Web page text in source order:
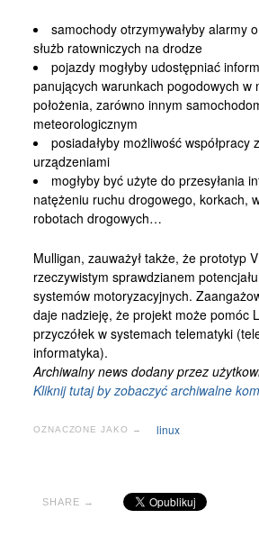
samochody otrzymywałyby alarmy
służb ratowniczych na drodze
pojazdy mogłyby udostępniać
panujących warunkach pogodowych w
położenia, zarówno innym
meteorologicznym
posiadałyby możliwość współpracy
urządzeniami
mogłyby być użyte do przesyłania
natężeniu ruchu drogowego, korkach,
robotach drogowych…
Mulligan, zauważył także, że prototyp
rzeczywistym sprawdzianem
systemów motoryzacyjnych.
daje nadzieję, że projekt może pomóc
przyczółek w systemach telematyki
informatyka).
Archiwalny news dodany przez
Kliknij tutaj by zobaczyć archiwalne
OZNACZONE JAKO → linux
SHARE →